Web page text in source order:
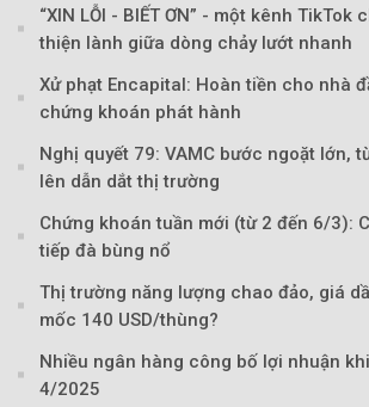
“XIN LỖI - BIẾT ƠN” - một kênh TikTok
thiện lành giữa dòng chảy lướt nhanh
Xử phạt Encapital: Hoàn tiền cho nhà
chứng khoán phát hành
Nghị quyết 79: VAMC bước ngoặt lớn,
lên dẫn dắt thị trường
Chứng khoán tuần mới (từ 2 đến 6/3):
tiếp đà bùng nổ
Thị trường năng lượng chao đảo, giá
mốc 140 USD/thùng?
Nhiều ngân hàng công bố lợi nhuận
4/2025